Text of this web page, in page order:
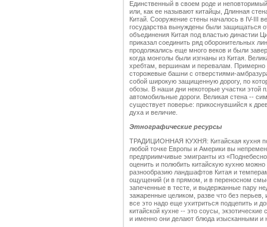
Единственный в своем роде и
или, как ее называют китайцы, Длинная
Китай. Сооружение стены началось в IV-III
государства вынуждены были защищаться
объединения Китая под властью династии
приказал соединить ряд оборонительных
продолжались еще много веков и были
когда монголы были изгнаны из Китая.
хребтам, вершинам и перевалам. Примерно
сторожевые башни с отверстиями-
собой широкую защищенную дорогу, по
обозы. В наши дни некоторые участки этой
автомобильные дороги. Великая стена --
существует поверье: прикоснувшийся к
духа и величие.
Этнографические ресурсы
ТРАДИЦИОННАЯ КУХНЯ: Китайская кухня по
любой точке Европы и Америки вы
предприимчивые эмигранты из
оценить и полюбить китайскую кухню
разнообразию ландшафтов Китая и
ощущений (и в прямом, и в переносном
запеченные в тесте, и выдержанные пару
зажаренные целиком, разве что без
все это надо еще ухитриться подцепить и
китайской кухне -- это соусы,
и именно они делают блюда изысканными и